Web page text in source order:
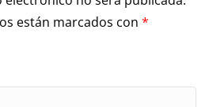
están marcados con *